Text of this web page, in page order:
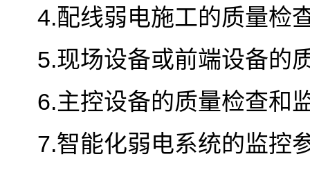
4.配线弱电施工的质量检
5.现场设备或前端设备的
6.主控设备的质量检查和
7.智能化弱电系统的监控